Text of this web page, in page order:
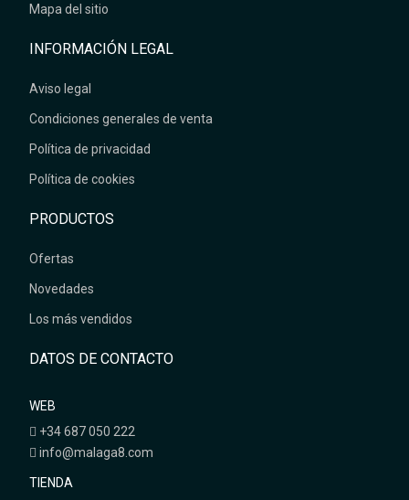
Mapa del sitio
INFORMACIÓN LEGAL
Aviso legal
Condiciones generales de venta
Política de privacidad
Política de cookies
PRODUCTOS
Ofertas
Novedades
Los más vendidos
DATOS DE CONTACTO
WEB
+34 687 050 222
info@malaga8.com
TIENDA